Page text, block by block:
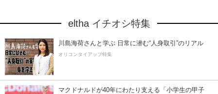
eltha イチオシ特集
川島海荷さんと学ぶ 日常に潜む“人身取引”のリアル
オリコンタイアップ特集
マクドナルドが40年にわたり支える「小学生の甲子